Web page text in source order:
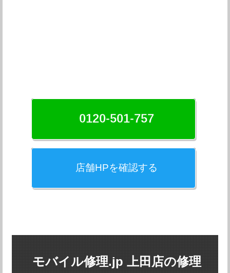
0120-501-757
店舗HPを確認する
モバイル修理.jp 上田店の修理